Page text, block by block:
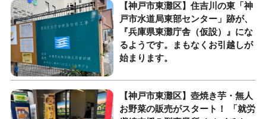
【神戸市東灘区】住吉川の東「神
戸市水道局東部センター」跡が、
『兵庫県東灘庁舎（仮設）』にな
るようです。まもなくお引越しが
始まります。
【神戸市東灘区】壺焼き芋・無人
お野菜の販売がスタート！ 「就労